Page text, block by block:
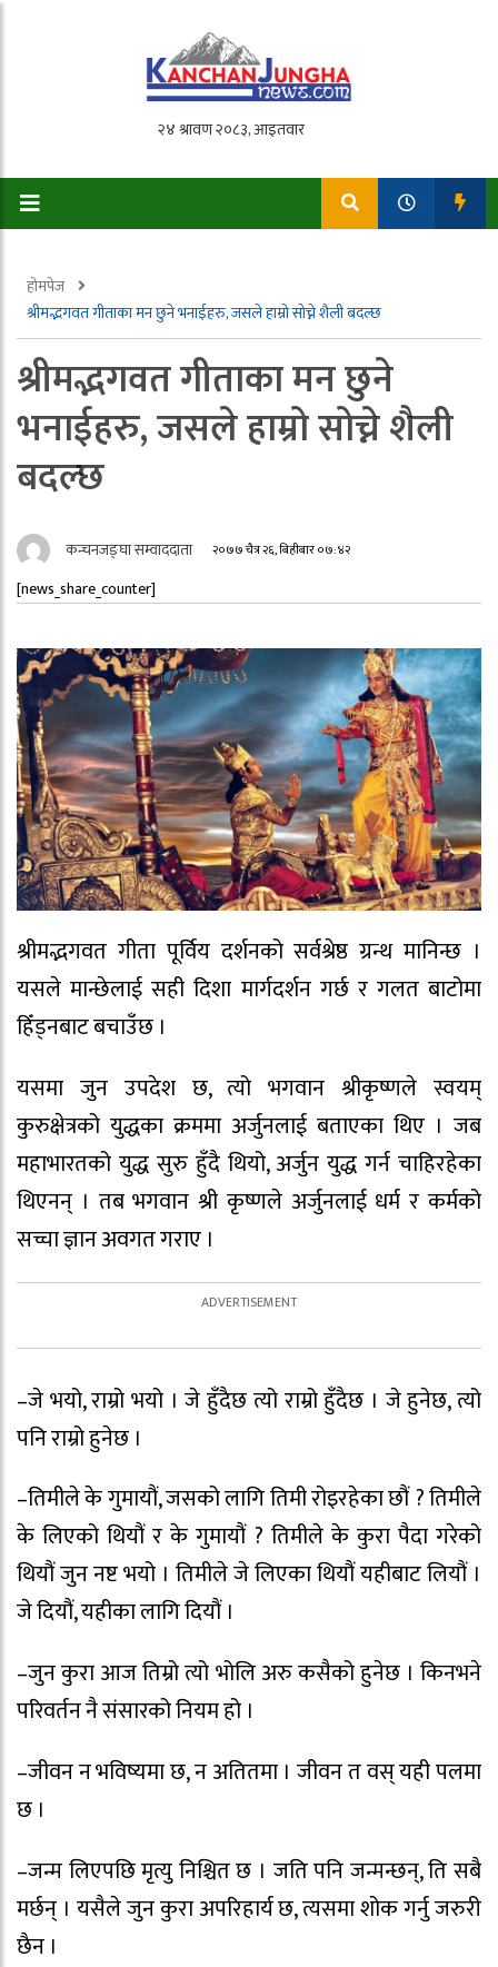
होमपेज
श्रीमद्भगवत गीताका मन छुने भनाईहरु, जसले हाम्रो सोच्ने शैली बदल्छ
श्रीमद्भगवत गीताका मन छुने
भनाईहरु, जसले हाम्रो सोच्ने शैली
बदल्छ
कन्चनजङ्घा सम्वाददाता २०७७ चैत्र २६, बिहीबार ०७:४२
[news_share_counter]
श्रीमद्भगवत गीता पूर्विय दर्शनको सर्वश्रेष्ठ ग्रन्थ मानिन्छ ।
यसले मान्छेलाई सही दिशा मार्गदर्शन गर्छ र गलत बाटोमा
हिँड्नबाट बचाउँछ ।
यसमा जुन उपदेश छ, त्यो भगवान श्रीकृष्णले स्वयम्
कुरुक्षेत्रको युद्धका क्रममा अर्जुनलाई बताएका थिए । जब
महाभारतको युद्ध सुरु हुँदै थियो, अर्जुन युद्ध गर्न चाहिरहेका
थिएनन् । तब भगवान श्री कृष्णले अर्जुनलाई धर्म र कर्मको
सच्चा ज्ञान अवगत गराए ।
–जे भयो, राम्रो भयो । जे हुँदैछ त्यो राम्रो हुँदैछ । जे हुनेछ, त्यो
पनि राम्रो हुनेछ ।
–तिमीले के गुमायौं, जसको लागि तिमी रोइरहेका छौं ? तिमीले
के लिएको थियौं र के गुमायौं ? तिमीले के कुरा पैदा गरेको
थियौं जुन नष्ट भयो । तिमीले जे लिएका थियौं यहीबाट लियौं ।
जे दियौं, यहीका लागि दियौं ।
–जुन कुरा आज तिम्रो त्यो भोलि अरु कसैको हुनेछ । किनभने
परिवर्तन नै संसारको नियम हो ।
–जीवन न भविष्यमा छ, न अतितमा । जीवन त वस् यही पलमा
छ ।
–जन्म लिएपछि मृत्यु निश्चित छ । जति पनि जन्मन्छन्, ति सबै
मर्छन् । यसैले जुन कुरा अपरिहार्य छ, त्यसमा शोक गर्नु जरुरी
छैन ।